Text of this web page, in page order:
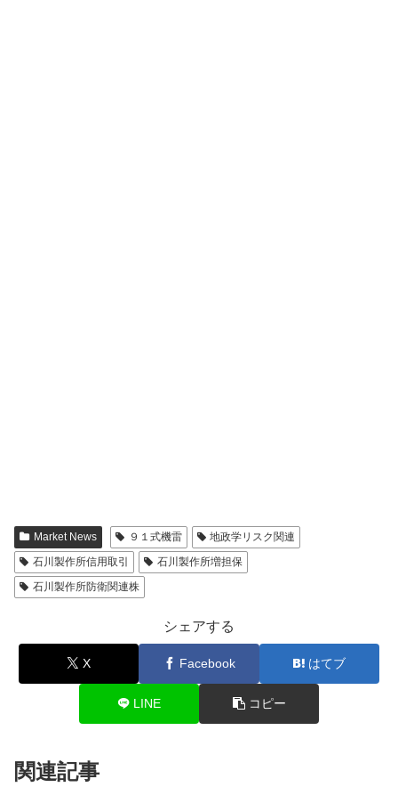
Market News ９１式機雷
地政学リスク関連
石川製作所信用取引
石川製作所増担保
石川製作所防衛関連株
シェアする
X Facebook はてブ
LINE コピー
関連記事